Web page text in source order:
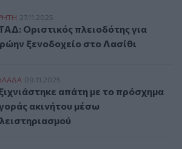
Οριστικός πλειοδότης για πρώην
27.11.2025
Οριστικός πλειοδότης για
ξενοδοχείο στο Λασίθι
απάτη με το πρόσχημα
09.11.2025
απάτη με το πρόσχημα
ακινήτου μέσω